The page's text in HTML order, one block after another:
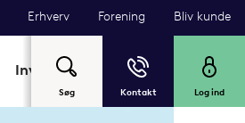
Erhverv Forening Bliv kunde
Investering Garant Om
Søg Kontakt Log ind